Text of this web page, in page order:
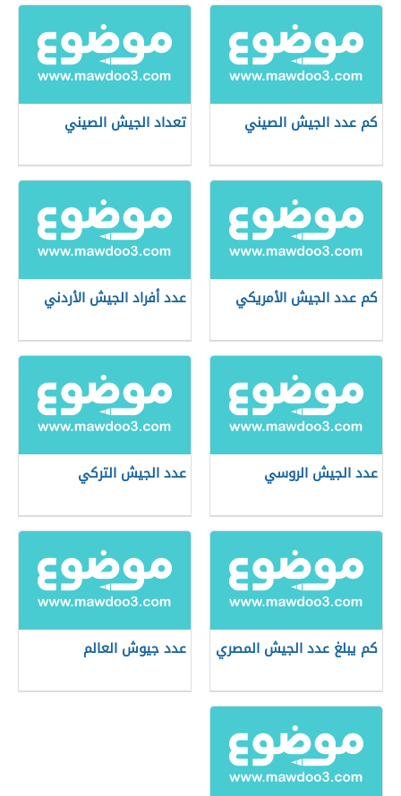
كم عدد الجيش الصيني تعداد الجيش الصيني
كم عدد الجيش الأمريكي عدد أفراد الجيش الأردني
عدد الجيش الروسي عدد الجيش التركي
كم يبلغ عدد الجيش المصري عدد جيوش العالم